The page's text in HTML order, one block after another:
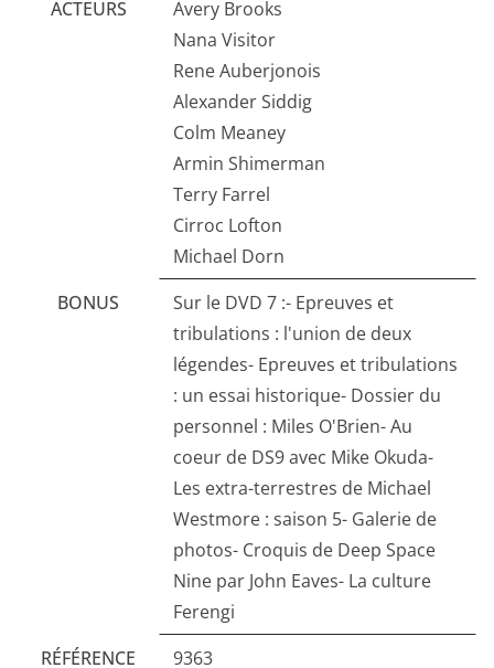
ACTEURS
Avery Brooks
Nana Visitor
Rene Auberjonois
Alexander Siddig
Colm Meaney
Armin Shimerman
Terry Farrel
Cirroc Lofton
Michael Dorn
BONUS
Sur le DVD 7 :- Epreuves et
tribulations : l'union de deux
légendes- Epreuves et tribulations
: un essai historique- Dossier du
personnel : Miles O'Brien- Au
coeur de DS9 avec Mike Okuda-
Les extra-terrestres de Michael
Westmore : saison 5- Galerie de
photos- Croquis de Deep Space
Nine par John Eaves- La culture
Ferengi
RÉFÉRENCE
9363